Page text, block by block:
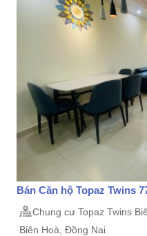
Bán Căn hộ Topaz Twins
Chung cư Topaz Twins
Biên Hoà, Đồng Nai